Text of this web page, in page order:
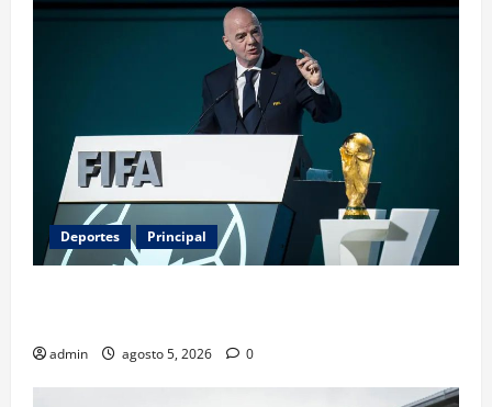
Deportes Principal
admin agosto 5, 2026 0